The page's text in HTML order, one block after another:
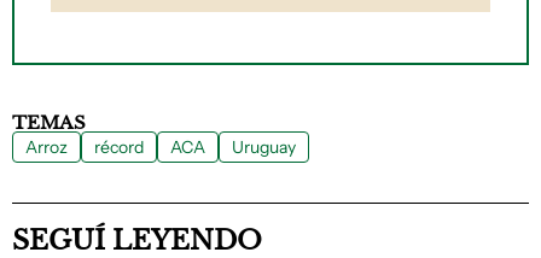
TEMAS
Arroz récord ACA Uruguay
SEGUÍ LEYENDO